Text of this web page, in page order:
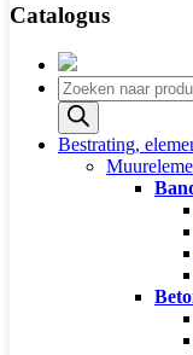
Catalogus
Producten
zoeken
Bestrating,